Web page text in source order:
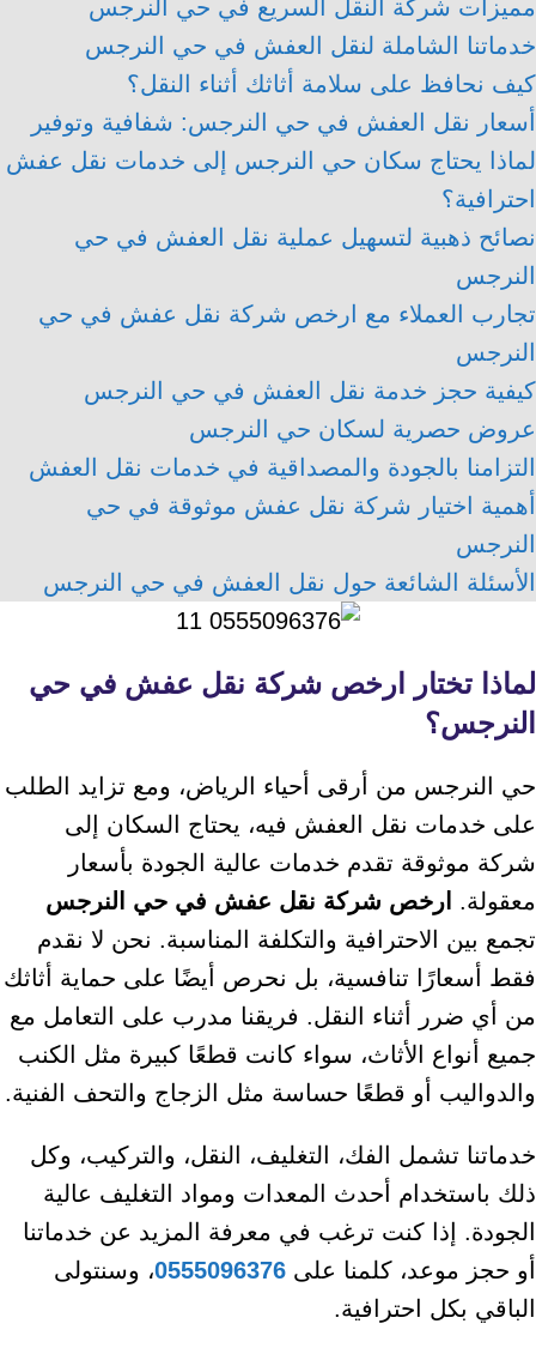
مميزات شركة النقل السريع في حي النرجس
خدماتنا الشاملة لنقل العفش في حي النرجس
كيف نحافظ على سلامة أثاثك أثناء النقل؟
أسعار نقل العفش في حي النرجس: شفافية وتوفير
لماذا يحتاج سكان حي النرجس إلى خدمات نقل عفش
احترافية؟
نصائح ذهبية لتسهيل عملية نقل العفش في حي
النرجس
تجارب العملاء مع ارخص شركة نقل عفش في حي
النرجس
كيفية حجز خدمة نقل العفش في حي النرجس
عروض حصرية لسكان حي النرجس
التزامنا بالجودة والمصداقية في خدمات نقل العفش
أهمية اختيار شركة نقل عفش موثوقة في حي
النرجس
الأسئلة الشائعة حول نقل العفش في حي النرجس
لماذا تختار ارخص شركة نقل عفش في حي
النرجس؟
حي النرجس من أرقى أحياء الرياض، ومع تزايد الطلب
على خدمات نقل العفش فيه، يحتاج السكان إلى
شركة موثوقة تقدم خدمات عالية الجودة بأسعار
معقولة. ارخص شركة نقل عفش في حي النرجس
تجمع بين الاحترافية والتكلفة المناسبة. نحن لا نقدم
فقط أسعارًا تنافسية، بل نحرص أيضًا على حماية أثاثك
من أي ضرر أثناء النقل. فريقنا مدرب على التعامل مع
جميع أنواع الأثاث، سواء كانت قطعًا كبيرة مثل الكنب
والدواليب أو قطعًا حساسة مثل الزجاج والتحف الفنية.
خدماتنا تشمل الفك، التغليف، النقل، والتركيب، وكل
ذلك باستخدام أحدث المعدات ومواد التغليف عالية
الجودة. إذا كنت ترغب في معرفة المزيد عن خدماتنا
أو حجز موعد، كلمنا على 0555096376، وسنتولى
الباقي بكل احترافية.